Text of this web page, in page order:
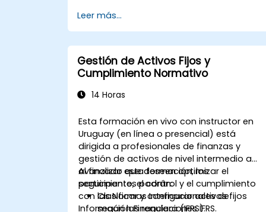
Leer más...
Gestión de Activos Fijos y
Cumplimiento Normativo
14 Horas
Esta formación en vivo con instructor en
Uruguay (en línea o presencial) está
dirigida a profesionales de finanzas y
gestión de activos de nivel intermedio a
avanzado que deseen optimizar el
seguimiento, el control y el cumplimiento
con las Normas Internacionales de
Información Financiera (IFRS).
Al finalizar esta formación, los
participantes podrán:
Clasificar y configurar activos fijos
según las regulaciones IFRS.